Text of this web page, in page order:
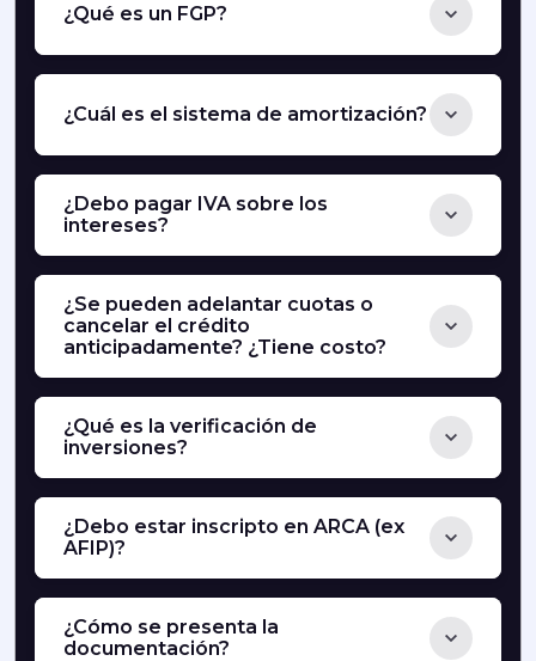
¿Qué es un FGP?
¿Cuál es el sistema de amortización?
¿Debo pagar IVA sobre los
intereses?
¿Se pueden adelantar cuotas o
cancelar el crédito
anticipadamente? ¿Tiene costo?
¿Qué es la verificación de
inversiones?
¿Debo estar inscripto en ARCA (ex
AFIP)?
¿Cómo se presenta la
documentación?